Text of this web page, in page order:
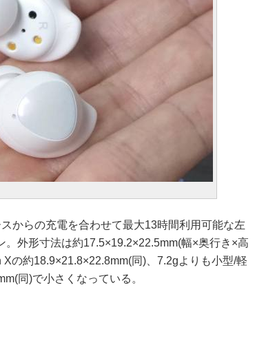
からの充電を合わせて最大13時間利用可能な左
外形寸法は約17.5×19.2×22.5mm(幅×奥行き×高
の約18.9×21.8×22.8mm(同)、7.2gよりも小型/軽
同)で小さくなっている。